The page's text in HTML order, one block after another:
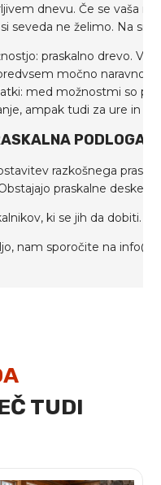
dnevu. Če se vaša
seveda ne želimo. Na
praskalno drevo. V
močno naravno
med možnostmi so
ampak tudi za ure in
PODLOGA
razkošnega
praskalne deske
ki se jih da dobiti.
nam sporočite na
TUDI